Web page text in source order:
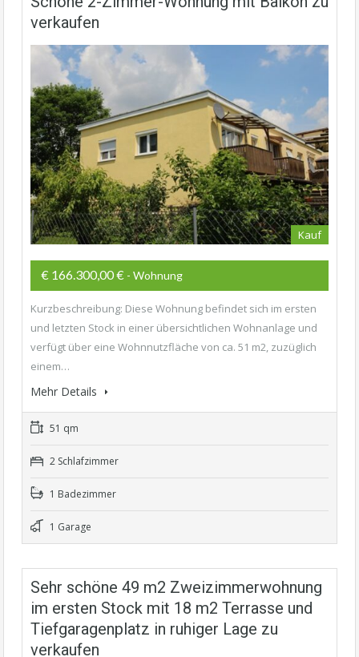
verkaufen
Kauf
€ 166.300,00 € - Wohnung
Kurzbeschreibung: Diese Wohnung befindet sich im ersten
und letzten Stock in einer übersichtlichen Wohnanlage und
verfügt über eine Wohnnutzfläche von ca. 51 m2, zuzüglich
einem…
Mehr Details
51 qm
2 Schlafzimmer
1 Badezimmer
1 Garage
Sehr schöne 49 m2 Zweizimmerwohnung
im ersten Stock mit 18 m2 Terrasse und
Tiefgaragenplatz in ruhiger Lage zu
verkaufen